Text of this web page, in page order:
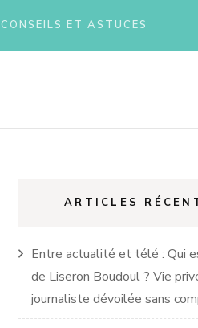
CONSEILS ET ASTUCES
ARTICLES
Entre actualité et télé : Qui
de Liseron Boudoul ? Vie
journaliste dévoilée sans